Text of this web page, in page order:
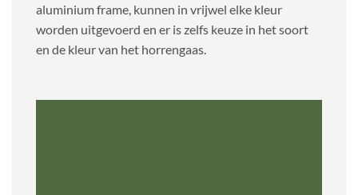
aluminium frame, kunnen in vrijwel elke kleur
worden uitgevoerd en er is zelfs keuze in het soort
en de kleur van het horrengaas.